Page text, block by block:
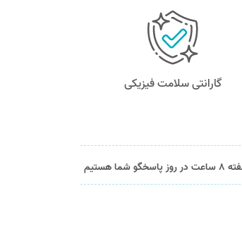
گارانتی سلامت فیزیکی
هستیم